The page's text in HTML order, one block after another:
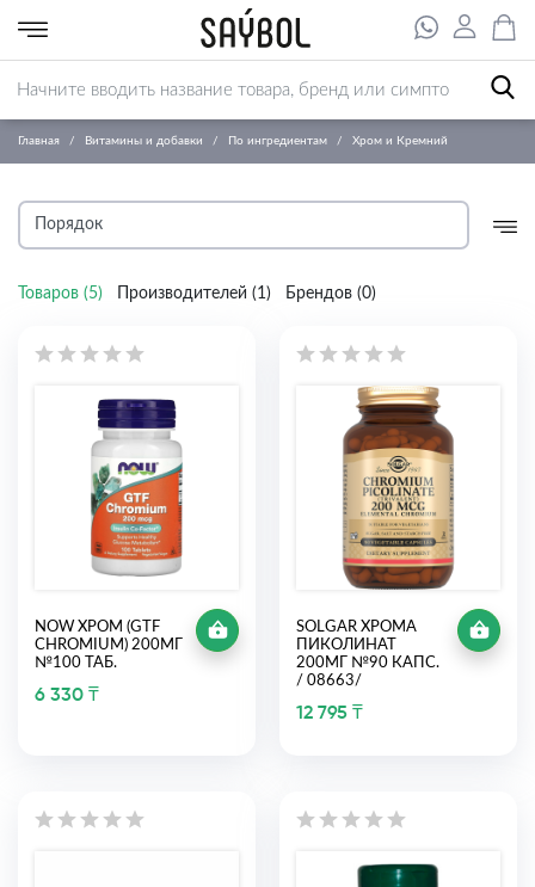
Главная Витамины и добавки По ингредиентам Хром и Кремний
Товаров (5) Производителей (1) Брендов (0)
NOW ХРОМ (GTF
CHROMIUM) 200МГ
№100 ТАБ.
6 330 ₸
SOLGAR ХРОМА
ПИКОЛИНАТ
200МГ №90 КАПС.
/ 08663/
12 795 ₸